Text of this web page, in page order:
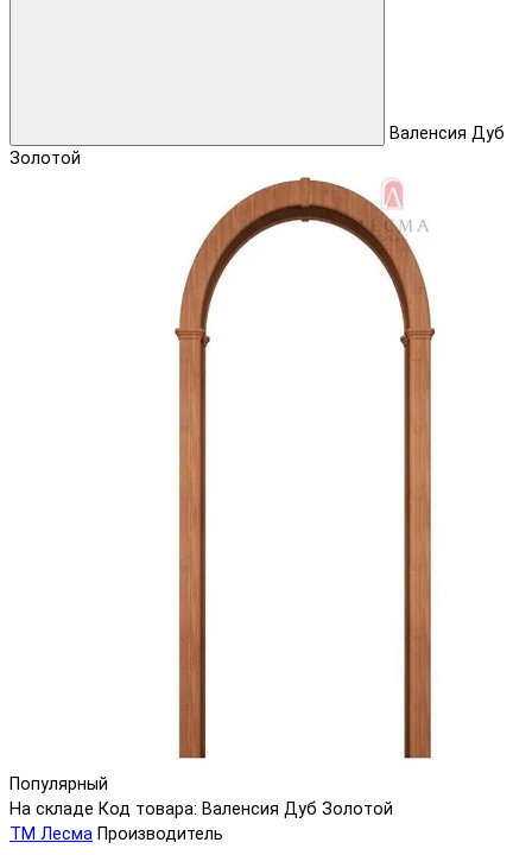
Валенсия Дуб
Золотой
Популярный
На складе Код товара: Валенсия Дуб Золотой
ТМ Лесма Производитель